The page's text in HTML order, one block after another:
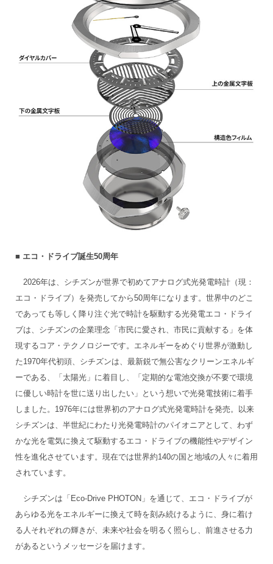
■ エコ・ドライブ誕生50周年
2026年は、シチズンが世界で初めてアナログ式光発電時計（現：
エコ・ドライブ）を発売してから50周年になります。世界中のどこ
であっても等しく降り注ぐ光で時計を駆動する光発電エコ・ドライ
ブは、シチズンの企業理念「市民に愛され、市民に貢献する」を体
現するコア・テクノロジーです。エネルギーをめぐり世界が激動し
た1970年代初頭、シチズンは、最新鋭で無公害なクリーンエネルギ
ーである、「太陽光」に着目し、「定期的な電池交換が不要で環境
に優しい時計を世に送り出したい」という想いで光発電技術に着手
しました。1976年には世界初のアナログ式光発電時計を発売。以来
シチズンは、半世紀にわたり光発電時計のパイオニアとして、わず
かな光を電気に換えて駆動するエコ・ドライブの機能性やデザイン
性を進化させています。現在では世界約140の国と地域の人々に着用
されています。
シチズンは「Eco-Drive PHOTON」を通じて、エコ・ドライブが
あらゆる光をエネルギーに換えて時を刻み続けるように、身に着け
る人それぞれの輝きが、未来や社会を明るく照らし、前進させる力
があるというメッセージを届けます。